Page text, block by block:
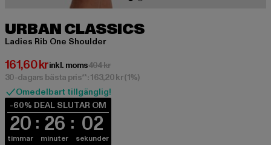
URBAN CLASSICS
Ladies Rib One Shoulder
161,60 kr
Nuvarande pris: 161,60 kr
inkl. moms404 krKampanjpris: 404 kr
30-dagars bästa pris**: 163,20 kr(1%)
Omedelbart tillgänglig!
-60% DEAL SLUTAR OM
20
timmar
26
minuter
01
sekunder